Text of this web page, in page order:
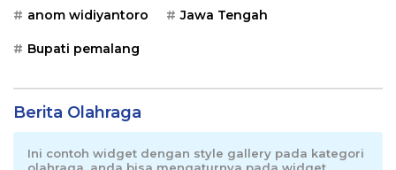
anom widiyantoro Jawa Tengah
Bupati pemalang
Berita Olahraga
Ini contoh widget dengan style gallery pada kategori